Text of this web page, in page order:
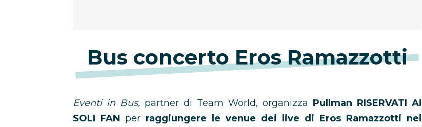
Bus concerto Eros Ramazzotti
Eventi in Bus, partner di Team World, organizza Pullman RISERVATI AI
SOLI FAN per raggiungere le venue dei live di Eros Ramazzotti nel